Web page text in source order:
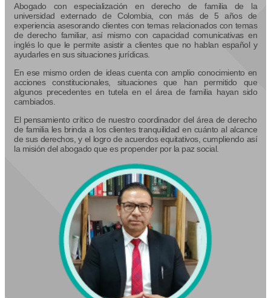
Abogado con especialización en derecho de familia de la
universidad externado de Colombia, con más de 5 años de
experiencia asesorando clientes con temas relacionados con temas
de derecho familiar, así mismo con capacidad comunicativas en
inglés lo que le permite asistir a clientes que no hablan español y
ayudarles en sus situaciones jurídicas.
En ese mismo orden de ideas cuenta con amplio conocimiento en
acciones constitucionales, situaciones que han permitido que
algunos precedentes en tutela en el área de familia hayan sido
cambiados.
El pensamiento crítico de nuestro coordinador del área de derecho
de familia les brinda a los clientes tranquilidad en cuánto al alcance
de sus derechos, y el logro de acuerdos equitativos, cumpliendo así
la misión del abogado que es propender por la paz social.